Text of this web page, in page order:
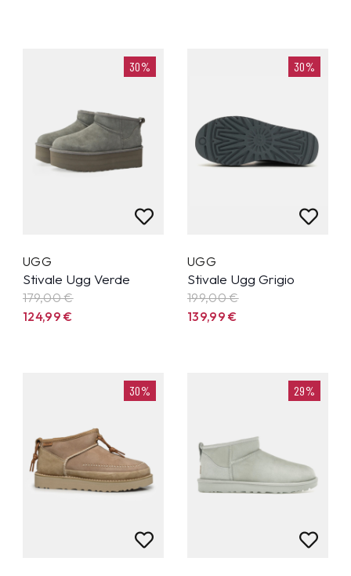
30%
UGG
Stivale Ugg Verde
179,00 €
124,99€
30%
UGG
Stivale Ugg Grigio
199,00 €
139,99€
30% 29%